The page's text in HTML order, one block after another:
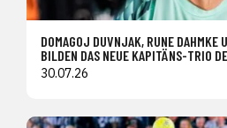
DOMAGOJ DUVNJAK, RUNE DAHMKE
BILDEN DAS NEUE KAPITÄNS-TRIO
30.07.26